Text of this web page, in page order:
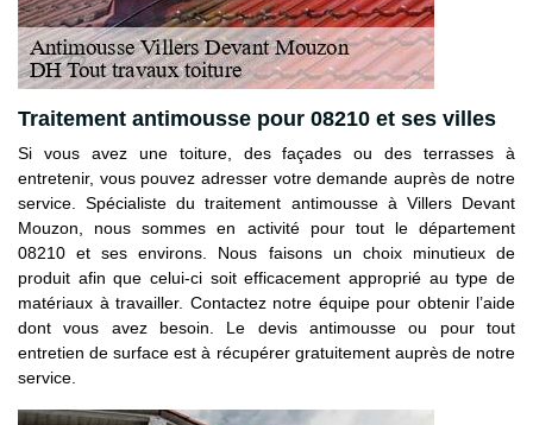
Traitement antimousse pour 08210 et ses villes
Si vous avez une toiture, des façades ou des terrasses à
entretenir, vous pouvez adresser votre demande auprès de notre
service. Spécialiste du traitement antimousse à Villers Devant
Mouzon, nous sommes en activité pour tout le département
08210 et ses environs. Nous faisons un choix minutieux de
produit afin que celui-ci soit efficacement approprié au type de
matériaux à travailler. Contactez notre équipe pour obtenir l’aide
dont vous avez besoin. Le devis antimousse ou pour tout
entretien de surface est à récupérer gratuitement auprès de notre
service.